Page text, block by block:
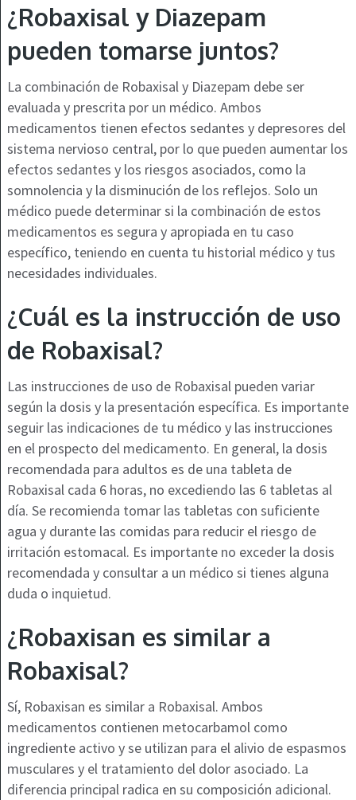
¿Robaxisal y Diazepam
pueden tomarse juntos?
La combinación de Robaxisal y Diazepam debe ser
evaluada y prescrita por un médico. Ambos
medicamentos tienen efectos sedantes y depresores del
sistema nervioso central, por lo que pueden aumentar los
efectos sedantes y los riesgos asociados, como la
somnolencia y la disminución de los reflejos. Solo un
médico puede determinar si la combinación de estos
medicamentos es segura y apropiada en tu caso
específico, teniendo en cuenta tu historial médico y tus
necesidades individuales.
¿Cuál es la instrucción de uso
de Robaxisal?
Las instrucciones de uso de Robaxisal pueden variar
según la dosis y la presentación específica. Es importante
seguir las indicaciones de tu médico y las instrucciones
en el prospecto del medicamento. En general, la dosis
recomendada para adultos es de una tableta de
Robaxisal cada 6 horas, no excediendo las 6 tabletas al
día. Se recomienda tomar las tabletas con suficiente
agua y durante las comidas para reducir el riesgo de
irritación estomacal. Es importante no exceder la dosis
recomendada y consultar a un médico si tienes alguna
duda o inquietud.
¿Robaxisan es similar a
Robaxisal?
Sí, Robaxisan es similar a Robaxisal. Ambos
medicamentos contienen metocarbamol como
ingrediente activo y se utilizan para el alivio de espasmos
musculares y el tratamiento del dolor asociado. La
diferencia principal radica en su composición adicional.